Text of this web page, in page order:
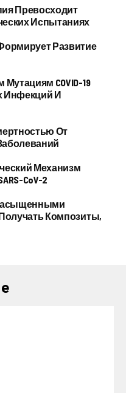
Превосходит
Испытаниях
Развитие
COVID-19
Инфекций И
От
Механизм
CoV-2
Композиты,